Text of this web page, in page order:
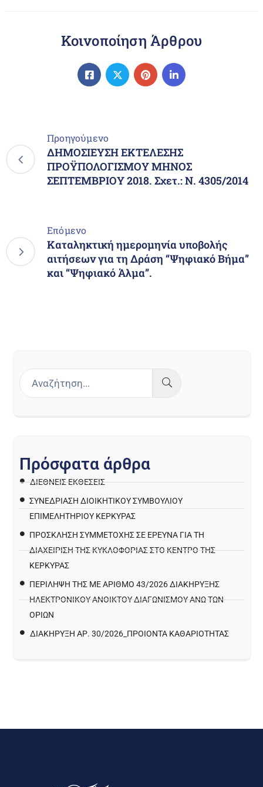
Κοινοποίηση Άρθρου
Προηγούμενο
ΔΗΜΟΣΙΕΥΣΗ ΕΚΤΕΛΕΣΗΣ
ΠΡΟΫΠΟΛΟΓΙΣΜΟΥ ΜΗΝΟΣ
ΣΕΠΤΕΜΒΡΙΟΥ 2018. Σχετ.: Ν. 4305/2014
Επόμενο
Καταληκτική ημερομηνία υποβολής
αιτήσεων για τη Δράση “Ψηφιακό Βήμα”
και “Ψηφιακό Άλμα”.
Πρόσφατα άρθρα
ΔΙΕΘΝΕΙΣ ΕΚΘΕΣΕΙΣ
ΣΥΝΕΔΡΙΑΣΗ ΔΙΟΙΚΗΤΙΚΟΥ ΣΥΜΒΟΥΛΙΟΥ
ΕΠΙΜΕΛΗΤΗΡΙΟΥ ΚΕΡΚΥΡΑΣ
ΠΡΌΣΚΛΗΣΗ ΣΥΜΜΕΤΟΧΉΣ ΣΕ ΈΡΕΥΝΑ ΓΙΑ ΤΗ
ΔΙΑΧΕΊΡΙΣΗ ΤΗΣ ΚΥΚΛΟΦΟΡΊΑΣ ΣΤΟ ΚΈΝΤΡΟ ΤΗΣ
ΚΈΡΚΥΡΑΣ
ΠΕΡΙΛΗΨΗ ΤΗΣ ΜΕ ΑΡΙΘΜΟ 43/2026 ΔΙΑΚΗΡΥΞΗΣ
ΗΛΕΚΤΡΟΝΙΚΟΥ ΑΝΟΙΚΤΟΥ ΔΙΑΓΩΝΙΣΜΟΥ ΑΝΩ ΤΩΝ
ΟΡΙΩΝ
ΔΙΑΚΉΡΥΞΗ ΑΡ. 30/2026_ΠΡΟΙΌΝΤΑ ΚΑΘΑΡΙΌΤΗΤΑΣ